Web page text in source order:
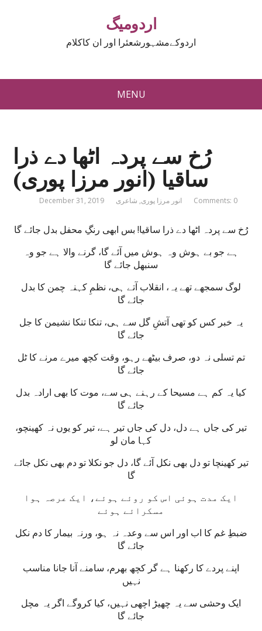
اردومیگ
اردوکےمشہورشعئرا اور ان کاکلام
MENU
رُخ سے پردہ اٹھا دے ذرا
ساقیا (انور مرزا پوری)
December 31, 2019 انور مرزا پوری, شاعری Comments: 0
رُخ سے پردہ اٹھا دے ذرا ساقیا! بس ابھی رنگِ محفل بدل جائے گا
ہے جو بے ہوش وہ ہوش میں آئے گا، گرنے والا ہے جو وہ
سنبھل جائے گا
لوگ سمجھے تھے یہ، انقلاب آتے ہی، نظمِ کہنہ چمن کا بدل
جائے گا
یہ خبر کس کو تھی آتشِ گل سے ہی، تنکا تنکا نشیمن کا جل
جائے گا
تم تسلی نہ دو، صرف بیٹھے رہو، وقت کچھ میرے مرنے کا ٹل
جائے گا
کیا یہ کم ہے مسیحا کے رہنے ہی سے، موت کا بھی ارادہ بدل
جائے گا
تیر کی جاں ہے دل، دل کی جاں تیر ہے، تیر کو یوں نہ کھینچو،
کہا مان لو
تیر کھینچا تو دل بھی نکل آئے گا، دل جو نکلا تو دم بھی نکل جائے
گا
ایک مدت ہوئی اس کو روئے ہوئے، ایک عرصہ ہوا
مسکرائے ہوئے
ضبطِ غم کا اب اور اس سے وعدہ نہ ہو، ورنہ بیمار کا دم نکل
جائے گا
اپنے پردے کا رکھنا ہے گر کچھ بھرم، سامنے آنا جانا مناسب
نہیں
ایک وحشی سے یہ چھیڑ اچھی نہیں، کیا کروگے اگر یہ مچل
جائے گا